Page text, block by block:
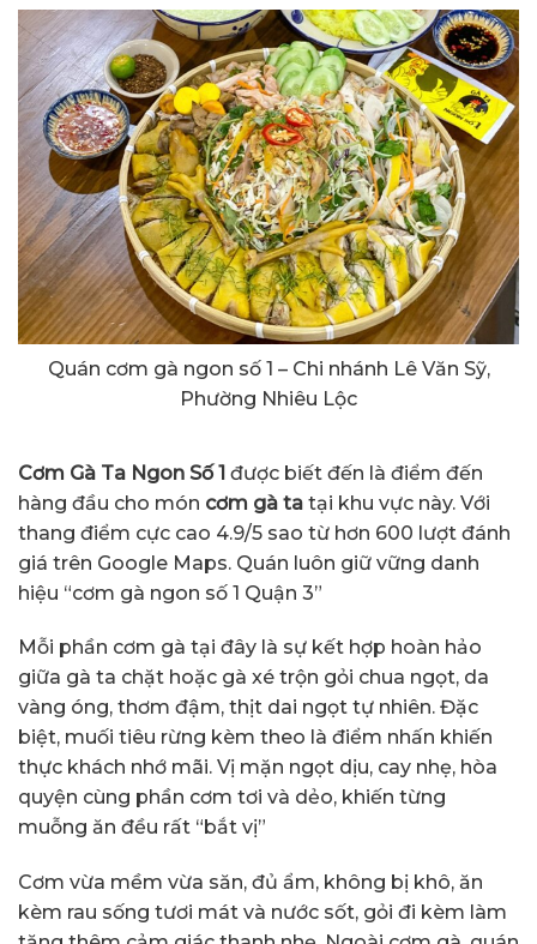
Quán cơm gà ngon số 1 – Chi nhánh Lê Văn Sỹ,
Phường Nhiêu Lộc
Cơm Gà Ta Ngon Số 1 được biết đến là điểm đến
hàng đầu cho món cơm gà ta tại khu vực này. Với
thang điểm cực cao 4.9/5 sao từ hơn 600 lượt đánh
giá trên Google Maps. Quán luôn giữ vững danh
hiệu “cơm gà ngon số 1 Quận 3”
Mỗi phần cơm gà tại đây là sự kết hợp hoàn hảo
giữa gà ta chặt hoặc gà xé trộn gỏi chua ngọt, da
vàng óng, thơm đậm, thịt dai ngọt tự nhiên. Đặc
biệt, muối tiêu rừng kèm theo là điểm nhấn khiến
thực khách nhớ mãi. Vị mặn ngọt dịu, cay nhẹ, hòa
quyện cùng phần cơm tơi và dẻo, khiến từng
muỗng ăn đều rất “bắt vị”
Cơm vừa mềm vừa săn, đủ ẩm, không bị khô, ăn
kèm rau sống tươi mát và nước sốt, gỏi đi kèm làm